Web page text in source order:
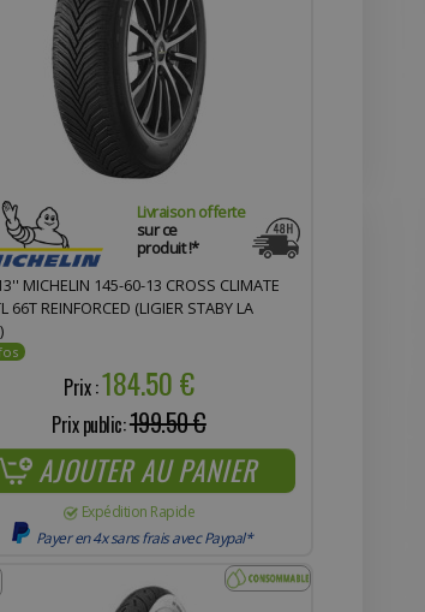
Livraison offerte
sur ce
produit !*
MICHELIN 145-60-13 CROSS CLIMATE
66T REINFORCED (LIGIER STABY LA
Prix :184.50 €
Prix public:199.50 €
AJOUTER AU PANIER
Expédition Rapide
Payer en 4x sans frais avec Paypal*